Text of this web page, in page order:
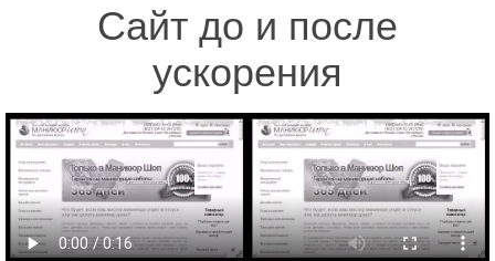
Сайт до и после
ускорения